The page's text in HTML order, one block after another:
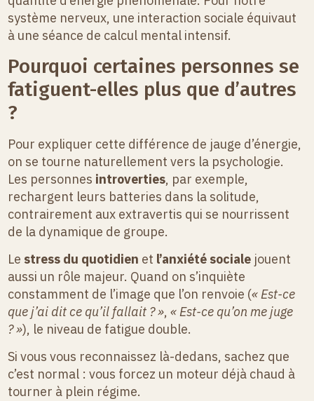
système nerveux, une interaction sociale équivaut
à une séance de calcul mental intensif.
Pourquoi certaines personnes se
fatiguent-elles plus que d’autres
?
Pour expliquer cette différence de jauge d’énergie,
on se tourne naturellement vers la psychologie.
Les personnes introverties, par exemple,
rechargent leurs batteries dans la solitude,
contrairement aux extravertis qui se nourrissent
de la dynamique de groupe.
Le stress du quotidien et l’anxiété sociale jouent
aussi un rôle majeur. Quand on s’inquiète
constamment de l’image que l’on renvoie (« Est-ce
que j’ai dit ce qu’il fallait ? »,« Est-ce qu’on me juge
? »), le niveau de fatigue double.
Si vous vous reconnaissez là-dedans, sachez que
c’est normal : vous forcez un moteur déjà chaud à
tourner à plein régime.